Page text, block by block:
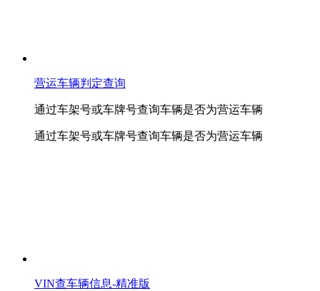
营运车辆判定查询
通过车架号或车牌号查询车辆是否为营运车辆
通过车架号或车牌号查询车辆是否为营运车辆
VIN查车辆信息-精准版